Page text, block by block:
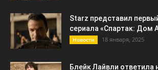
Starz представил
сериала «Спартак: Дом
Новости 18 января, 2025
Блейк Лайвли ответила